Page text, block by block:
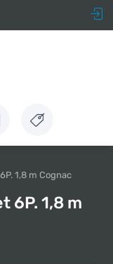
1,8 m Cognac
6P. 1,8 m